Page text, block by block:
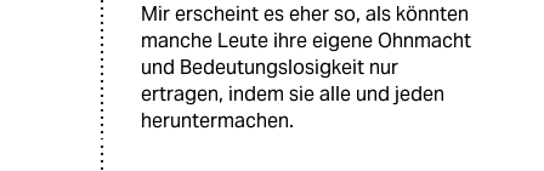
Mir erscheint es eher so, als könnten
manche Leute ihre eigene Ohnmacht
und Bedeutungslosigkeit nur
ertragen, indem sie alle und jeden
heruntermachen.